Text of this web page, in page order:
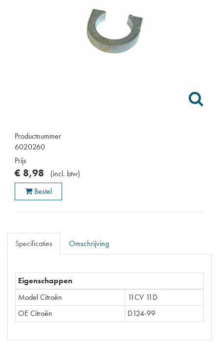
Productnummer
6020260
Prijs
€ 8,98 (incl. btw)
Bestel
Specificaties Omschrijving
Eigenschappen
Model Citroën
11CV 11D
OE Citroën
D124-99